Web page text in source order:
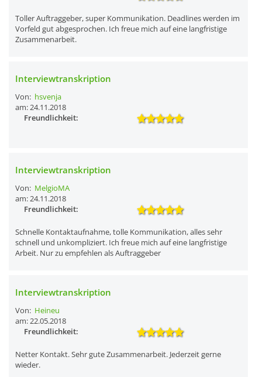
Toller Auftraggeber, super Kommunikation. Deadlines werden im
Vorfeld gut abgesprochen. Ich freue mich auf eine langfristige
Zusammenarbeit.
Interviewtranskription
Von: hsvenja
am: 24.11.2018
Freundlichkeit:
Interviewtranskription
Von: MelgioMA
am: 24.11.2018
Freundlichkeit:
Schnelle Kontaktaufnahme, tolle Kommunikation, alles sehr
schnell und unkompliziert. Ich freue mich auf eine langfristige
Arbeit. Nur zu empfehlen als Auftraggeber
Interviewtranskription
Von: Heineu
am: 22.05.2018
Freundlichkeit:
Netter Kontakt. Sehr gute Zusammenarbeit. Jederzeit gerne
wieder.